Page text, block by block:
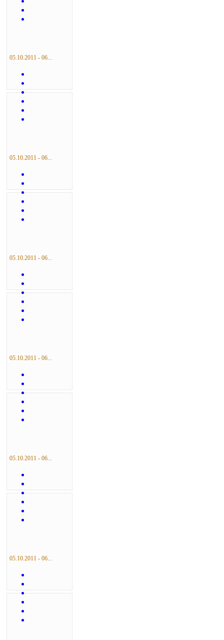
05.10.2011 - 06...
05.10.2011 - 06...
05.10.2011 - 06...
05.10.2011 - 06...
05.10.2011 - 06...
05.10.2011 - 06...